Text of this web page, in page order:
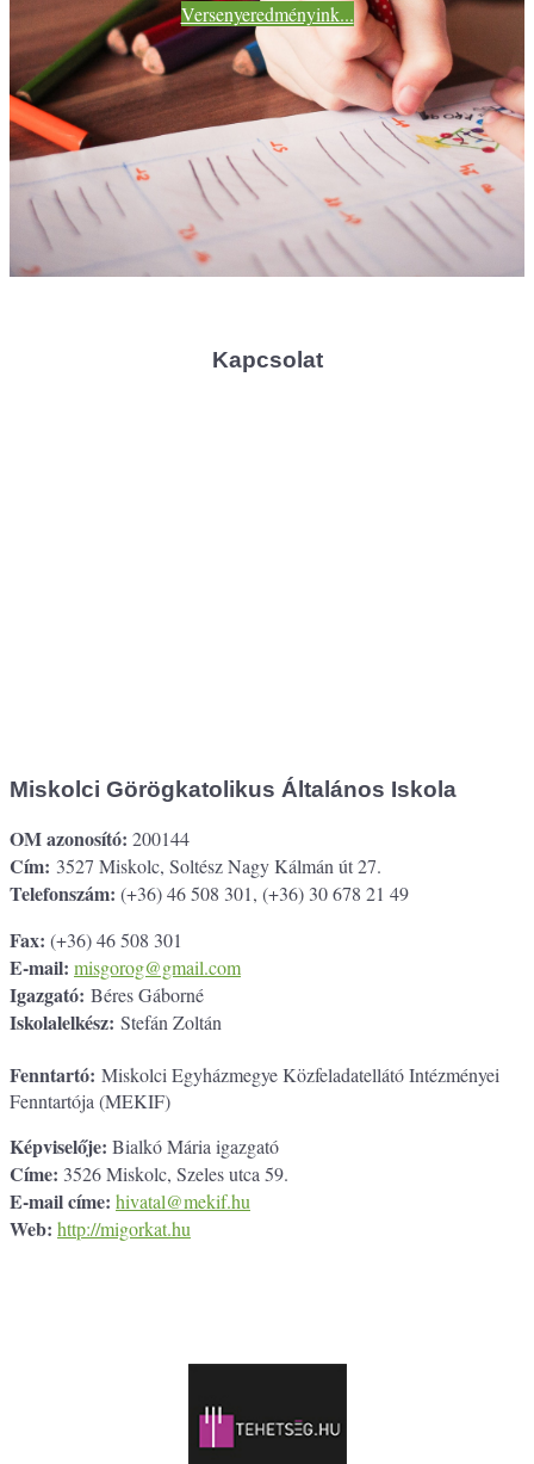
Versenyeredményink...
Kapcsolat
Miskolci Görögkatolikus Általános Iskola
OM azonosító: 200144
Cím: 3527 Miskolc, Soltész Nagy Kálmán út 27.
Telefonszám: (+36) 46 508 301, (+36) 30 678 21 49
Fax: (+36) 46 508 301
E-mail: misgorog@gmail.com
Igazgató: Béres Gáborné
Iskolalelkész: Stefán Zoltán
Fenntartó: Miskolci Egyházmegye Közfeladatellátó Intézményei
Fenntartója (MEKIF)
Képviselője: Bialkó Mária igazgató
Címe: 3526 Miskolc, Szeles utca 59.
E-mail címe: hivatal@mekif.hu
Web: http://migorkat.hu